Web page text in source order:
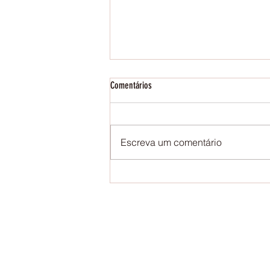
Storytelling on Fridays
Comentários
Escreva um comentário